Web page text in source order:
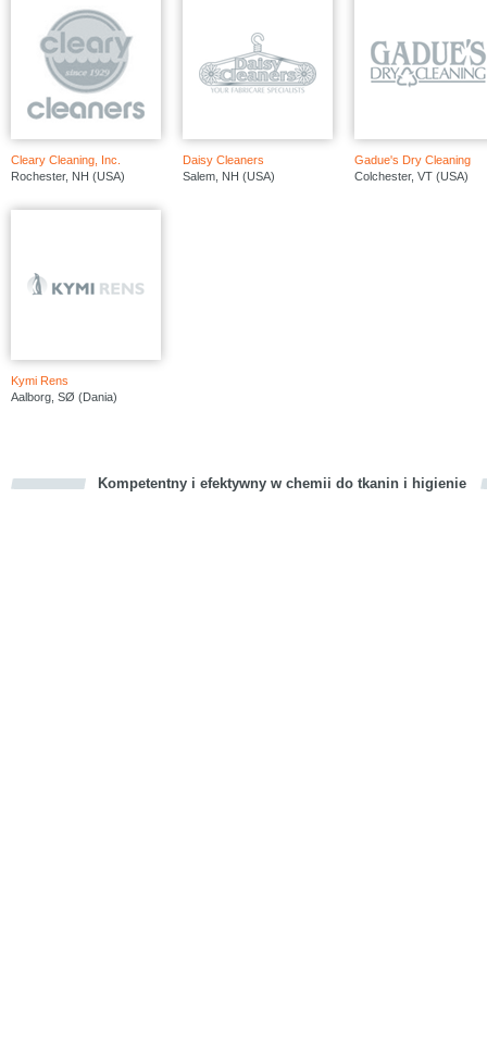
Cleary Cleaning, Inc.
Rochester, NH (USA)
Daisy Cleaners
Salem, NH (USA)
Gadue's Dry Cleaning
Colchester, VT (USA)
Kymi Rens
Aalborg, SØ (Dania)
Kompetentny i efektywny w chemii do tkanin i higienie